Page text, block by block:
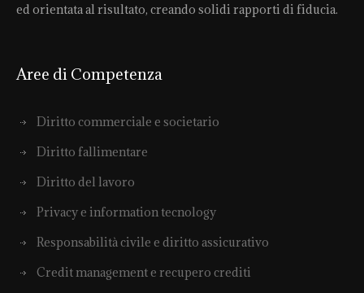
ed orientata al risultato, creando solidi rapporti di fiducia.
Aree di Competenza
Diritto commerciale e societario
Diritto fallimentare
Diritto del lavoro
Privacy e information tecnology
Responsabilità civile e diritto assicurativo
Credit management e recupero crediti